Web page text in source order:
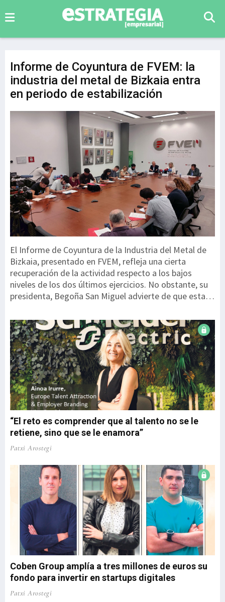
Informe de Coyuntura de FVEM: la
industria del metal de Bizkaia entra
en periodo de estabilización
El Informe de Coyuntura de la Industria del Metal de
Bizkaia, presentado en FVEM, refleja una cierta
recuperación de la actividad respecto a los bajos
niveles de los dos últimos ejercicios. No obstante, su
presidenta, Begoña San Miguel advierte de que esta
todavía no permite hablar de una recuperación
consolidada. “Los datos son mejores, pero debemos
interpretarlos con cautela. Partimos de niveles
especialmente bajos y estamos ante una corrección
de mínimos, en ningún caso ante una recuperación
sólida”. El informe recoge las respuestas de 207
empresas, que representan a 17.710 personas
trabajadoras. Una de las principales novedades es el
Índice de Coyuntura FVEM, que pondera diez variables
de ...
“El reto es comprender que al talento no se le
retiene, sino que se le enamora”
Patxi Arostegi
Coben Group amplía a tres millones de euros su
fondo para invertir en startups digitales
Patxi Arostegi